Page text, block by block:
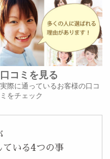
口コミを見る
実際に通っているお客様の口コ
ミをチェック
ている4つの事